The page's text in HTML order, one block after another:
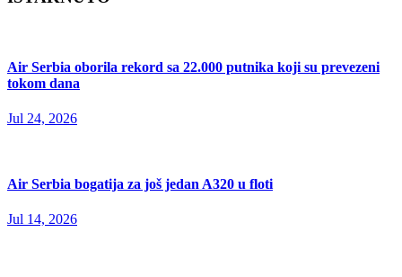
Air Serbia oborila rekord sa 22.000 putnika koji su prevezeni
tokom dana
Jul 24, 2026
Air Serbia bogatija za još jedan A320 u floti
Jul 14, 2026